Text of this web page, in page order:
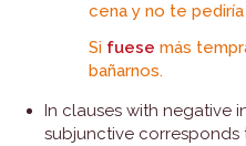
cena y no te
Si fuese más
bañarnos.
In clauses with negative
subjunctive